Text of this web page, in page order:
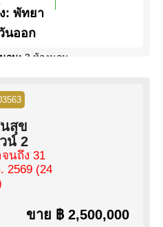
: พัทยา
นออก
อน: 3 ห้องนอน
ดที่ดิน:
ารครอบครอง:
วสวน
ข้อมูล
สุข
น์ 2
จนถึง 31
2569 (24
ขาย ฿ 2,500,000